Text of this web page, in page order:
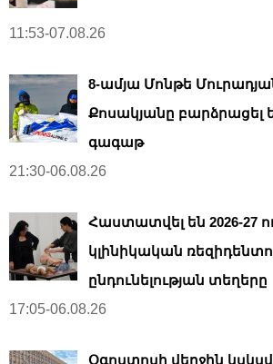
11:53-07.08.26
8-ամյա Մոնթե
Քոսակյանը
գագաթ
21:30-06.08.26
Հաստատվել են 2026-27
կլինիկական
ընդունելության տեղերը
17:05-06.08.26
Օգոստոսի վերջին